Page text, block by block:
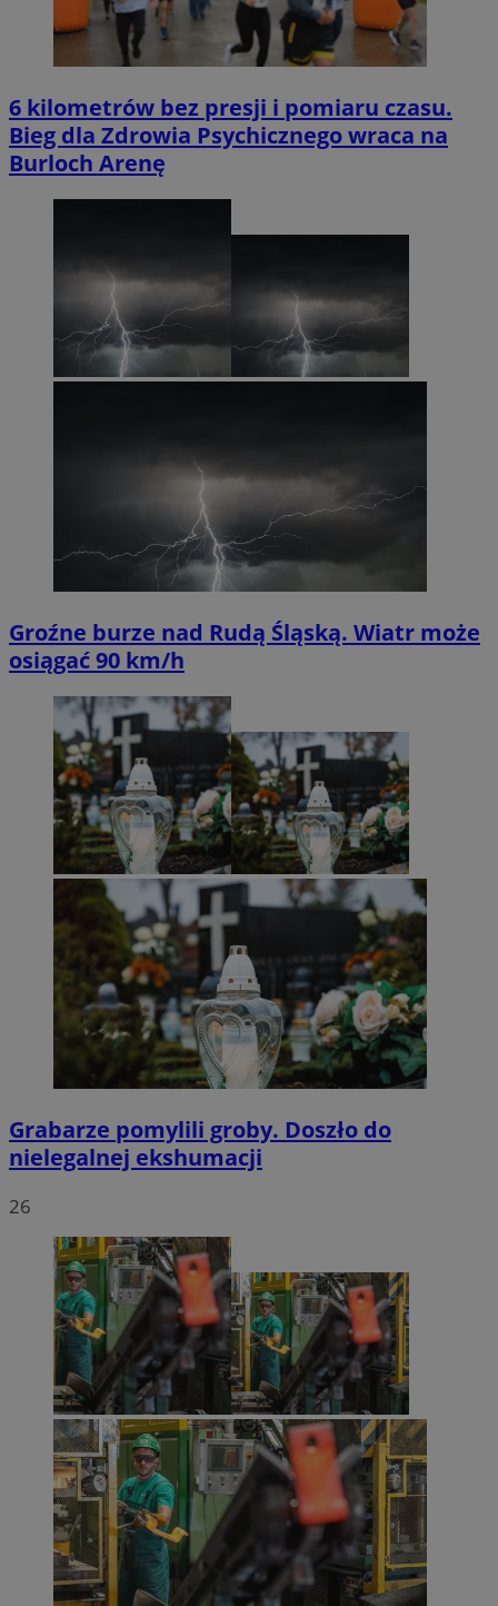
6 kilometrów bez presji i pomiaru czasu.
Bieg dla Zdrowia Psychicznego wraca na
Burloch Arenę
Groźne burze nad Rudą Śląską. Wiatr może
osiągać 90 km/h
Grabarze pomylili groby. Doszło do
nielegalnej ekshumacji
26